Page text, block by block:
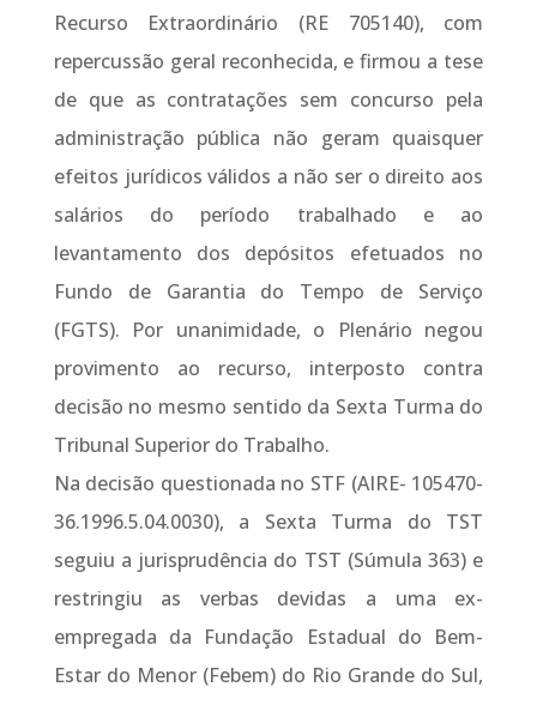
Recurso Extraordinário (RE 705140), com
repercussão geral reconhecida, e firmou a tese
de que as contratações sem concurso pela
administração pública não geram quaisquer
efeitos jurídicos válidos a não ser o direito aos
salários do período trabalhado e ao
levantamento dos depósitos efetuados no
Fundo de Garantia do Tempo de Serviço
(FGTS). Por unanimidade, o Plenário negou
provimento ao recurso, interposto contra
decisão no mesmo sentido da Sexta Turma do
Tribunal Superior do Trabalho.
Na decisão questionada no STF (AIRE- 105470-
36.1996.5.04.0030), a Sexta Turma do TST
seguiu a jurisprudência do TST (Súmula 363) e
restringiu as verbas devidas a uma ex-
empregada da Fundação Estadual do Bem-
Estar do Menor (Febem) do Rio Grande do Sul,